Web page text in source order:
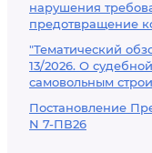
нарушения
предотвращение
"Тематический
13/2026. О
самовольным
Постановление
N 7-ПВ26